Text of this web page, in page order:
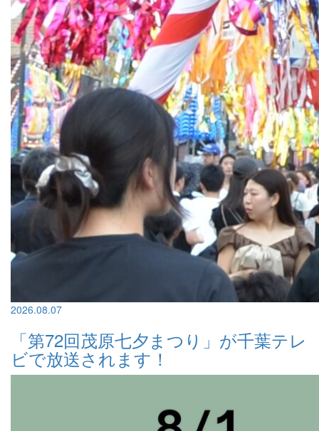
2026.08.07
「第72回茂原七夕まつり」が千葉テレ
ビで放送されます！